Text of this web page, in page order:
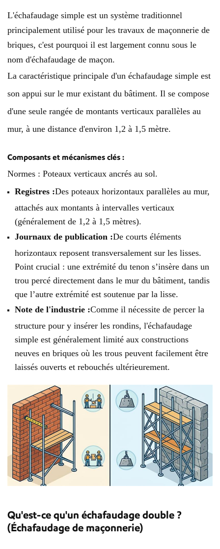
L'échafaudage simple est un système traditionnel
principalement utilisé pour les travaux de maçonnerie de
briques, c'est pourquoi il est largement connu sous le
nom d'échafaudage de maçon.
La caractéristique principale d'un échafaudage simple est
son appui sur le mur existant du bâtiment. Il se compose
d'une seule rangée de montants verticaux parallèles au
mur, à une distance d'environ 1,2 à 1,5 mètre.
Composants et mécanismes clés :
Normes : Poteaux verticaux ancrés au sol.
Registres :Des poteaux horizontaux parallèles au mur,
attachés aux montants à intervalles verticaux
(généralement de 1,2 à 1,5 mètres).
Journaux de publication :De courts éléments
horizontaux reposent transversalement sur les lisses.
Point crucial : une extrémité du tenon s’insère dans un
trou percé directement dans le mur du bâtiment, tandis
que l’autre extrémité est soutenue par la lisse.
Note de l'industrie :Comme il nécessite de percer la
structure pour y insérer les rondins, l'échafaudage
simple est généralement limité aux constructions
neuves en briques où les trous peuvent facilement être
laissés ouverts et rebouchés ultérieurement.
Qu'est-ce qu'un échafaudage double ?
(Échafaudage de maçonnerie)